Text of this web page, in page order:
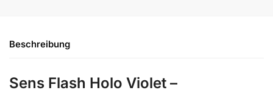
Beschreibung
Sens Flash Holo Violet –